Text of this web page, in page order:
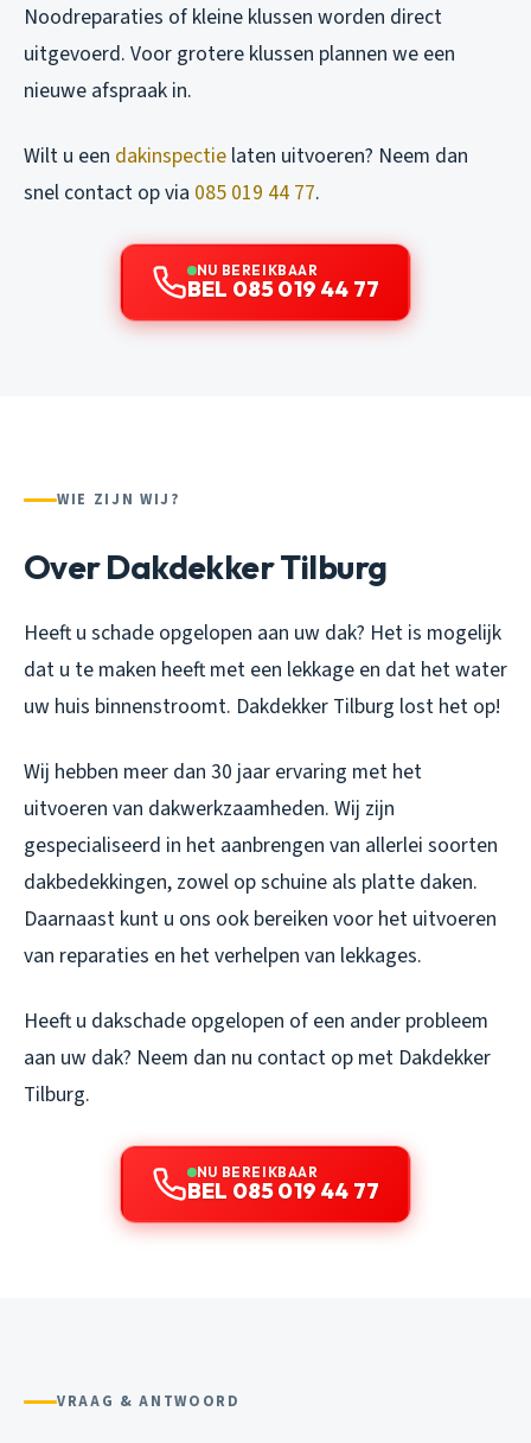
Noodreparaties of kleine klussen worden direct
uitgevoerd. Voor grotere klussen plannen we een
nieuwe afspraak in.
Wilt u een dakinspectie laten uitvoeren? Neem dan
snel contact op via 085 019 44 77.
NU BEREIKBAAR
BEL 085 019 44 77
WIE ZIJN WIJ?
Over Dakdekker Tilburg
Heeft u schade opgelopen aan uw dak? Het is mogelijk
dat u te maken heeft met een lekkage en dat het water
uw huis binnenstroomt. Dakdekker Tilburg lost het op!
Wij hebben meer dan 30 jaar ervaring met het
uitvoeren van dakwerkzaamheden. Wij zijn
gespecialiseerd in het aanbrengen van allerlei soorten
dakbedekkingen, zowel op schuine als platte daken.
Daarnaast kunt u ons ook bereiken voor het uitvoeren
van reparaties en het verhelpen van lekkages.
Heeft u dakschade opgelopen of een ander probleem
aan uw dak? Neem dan nu contact op met Dakdekker
Tilburg.
NU BEREIKBAAR
BEL 085 019 44 77
VRAAG & ANTWOORD